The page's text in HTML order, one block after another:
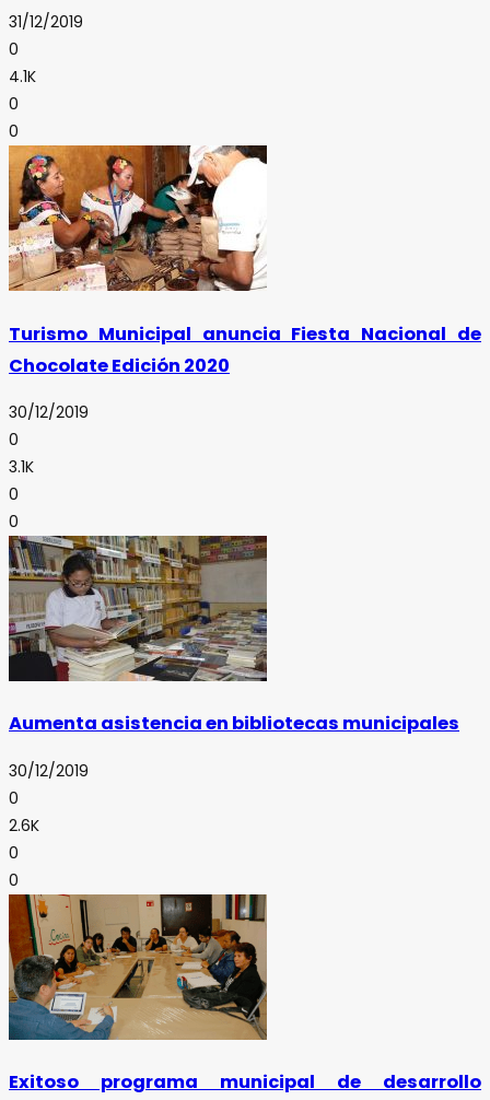
31/12/2019
0
4.1K
0
0
Turismo Municipal anuncia Fiesta Nacional de
Chocolate Edición 2020
30/12/2019
0
3.1K
0
0
Aumenta asistencia en bibliotecas municipales
30/12/2019
0
2.6K
0
0
Exitoso programa municipal de desarrollo